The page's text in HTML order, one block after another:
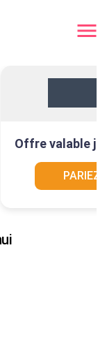
Offre valable
PARIEZ